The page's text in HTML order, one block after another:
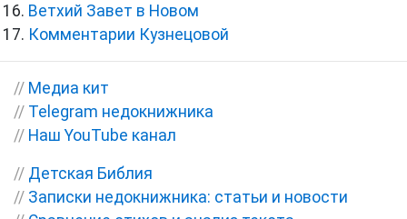
Ветхий Завет в Новом
Комментарии Кузнецовой
// Медиа кит
// Telegram недокнижника
// Наш YouTube канал
// Детская Библия
// Записки недокнижника: статьи и новости